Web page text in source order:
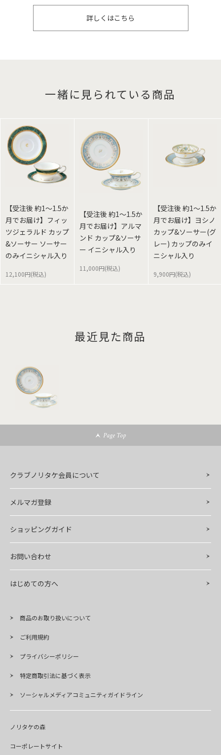
詳しくはこちら
一緒に見られている商品
【受注後 約1～1.5か
月でお届け】フィッ
ツジェラルド カップ
&ソーサー ソーサー
のみイニシャル入り
12,100円(税込)
【受注後 約1～1.5か
月でお届け】アルマ
ンド カップ&ソーサ
ー イニシャル入り
11,000円(税込)
【受注後 約1～1.5か
月でお届け】ヨシノ
カップ&ソーサー(グ
レー) カップのみイ
ニシャル入り
9,900円(税込)
最近見た商品
Page Top
クラブノリタケ会員について
メルマガ登録
ショッピングガイド
お問い合わせ
はじめての方へ
商品のお取り扱いについて
ご利用規約
プライバシーポリシー
特定商取引法に基づく表示
ソーシャルメディアコミュニティガイドライン
ノリタケの森
コーポレートサイト